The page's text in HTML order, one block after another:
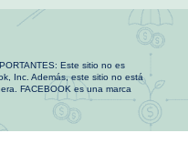
Este sitio no es
Inc. Además, este sitio no está
FACEBOOK es una marca